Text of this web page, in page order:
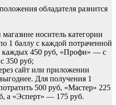
обладателя разнится
носитель категории
1 баллу с каждой потраченной
каждых 450 руб, «Профи» — с
350 руб;
сайт или приложении
Для получения 1
500 руб, «Мастер» 225
а «Эсперт» — 175 руб.